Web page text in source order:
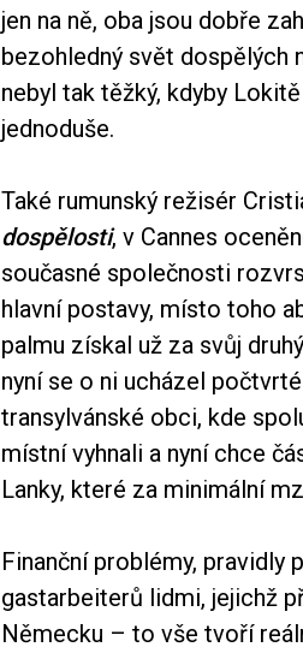
jen na ně, oba jsou dobře
bezohledný svět dospělých
nebyl tak těžký, kdyby
jednoduše.
Také rumunský režisér
dospělosti, v Cannes
současné společnosti
hlavní postavy, místo toho
palmu získal už za svůj
nyní se o ni ucházel
transylvánské obci, kde
místní vyhnali a nyní chce
Lanky, které za minimální
Finanční problémy, pravidly
gastarbeiterů lidmi, jejichž
Německu – to vše tvoří